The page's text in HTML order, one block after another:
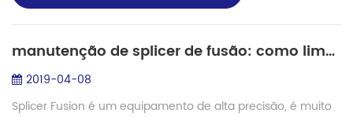
manutenção de splicer de fusão: como limpar o groove v?
2019-04-08
Splicer Fusion é um equipamento de alta precisão, é muito